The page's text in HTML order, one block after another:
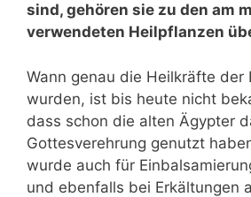
sind, gehören sie zu den am
verwendeten Heilpflanzen
Wann genau die Heilkräfte der
wurden, ist bis heute nicht
dass schon die alten Ägypter
Gottesverehrung genutzt
wurde auch für
und ebenfalls bei Erkältungen